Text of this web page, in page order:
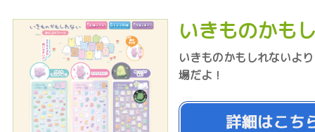
いきものかも
いきものかもしれないよ
場だよ！